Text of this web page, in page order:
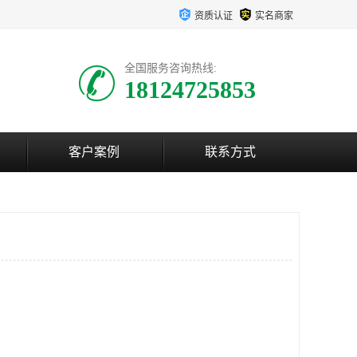
资质认证 实名商家
全国服务咨询热线:
18124725853
客户案例 联系方式